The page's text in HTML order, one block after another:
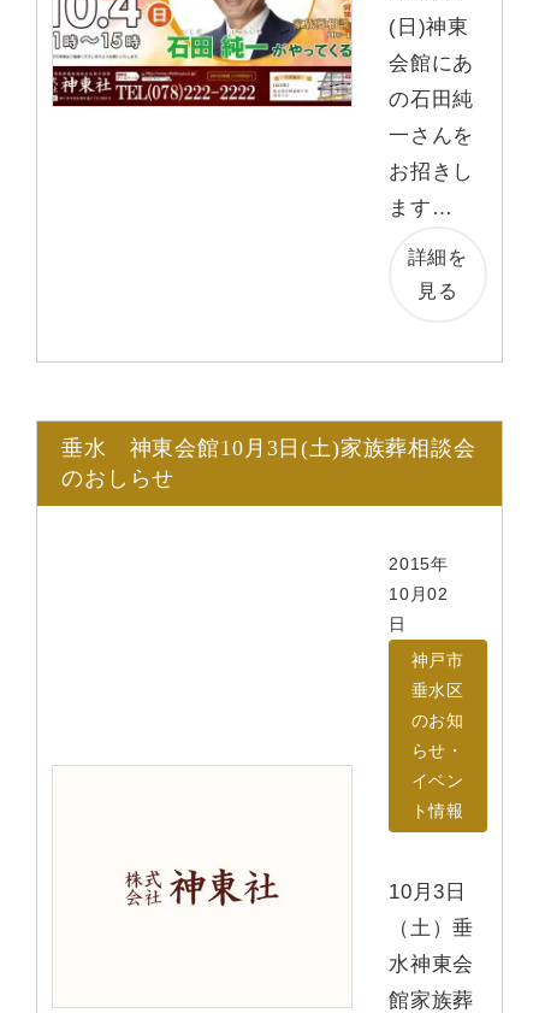
(日)神東
会館にあ
の石田純
一さんを
お招きし
ます…
詳細を
見る
垂水 神東会館10月3日(土)家族葬相談会
のおしらせ
2015年
10月02
日
神戸市
垂水区
のお知
らせ・
イベン
ト情報
10月3日
（土）垂
水神東会
館家族葬